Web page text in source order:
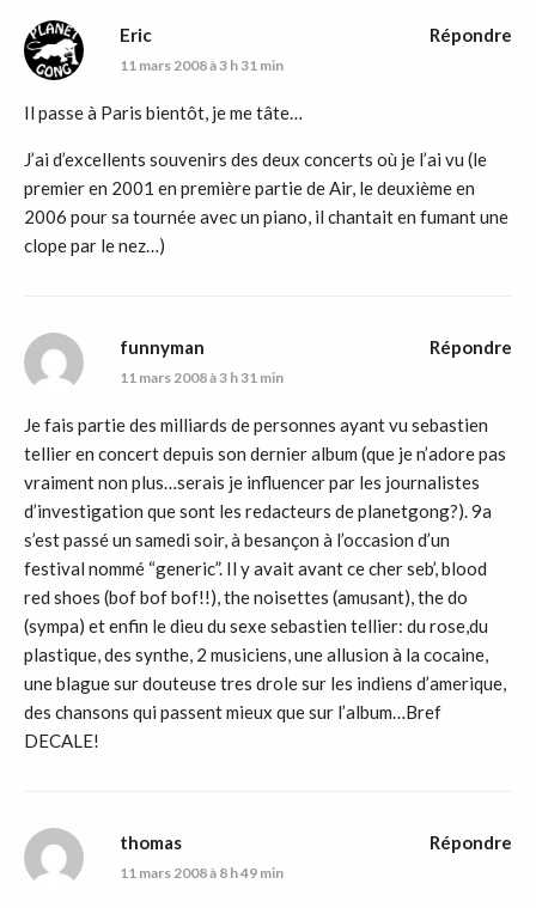
Eric
11 mars 2008 à 3 h 31 min
Il passe à Paris bientôt, je me tâte…
J’ai d’excellents souvenirs des deux concerts où je l’ai vu (le
premier en 2001 en première partie de Air, le deuxième en
2006 pour sa tournée avec un piano, il chantait en fumant une
clope par le nez…)
Répondre
funnyman
11 mars 2008 à 3 h 31 min
Je fais partie des milliards de personnes ayant vu sebastien
tellier en concert depuis son dernier album (que je n’adore pas
vraiment non plus…serais je influencer par les journalistes
d’investigation que sont les redacteurs de planetgong?). 9a
s’est passé un samedi soir, à besançon à l’occasion d’un
festival nommé “generic”. Il y avait avant ce cher seb’, blood
red shoes (bof bof bof!!), the noisettes (amusant), the do
(sympa) et enfin le dieu du sexe sebastien tellier: du rose,du
plastique, des synthe, 2 musiciens, une allusion à la cocaine,
une blague sur douteuse tres drole sur les indiens d’amerique,
des chansons qui passent mieux que sur l’album…Bref
DECALE!
Répondre
thomas
11 mars 2008 à 8 h 49 min
Répondre